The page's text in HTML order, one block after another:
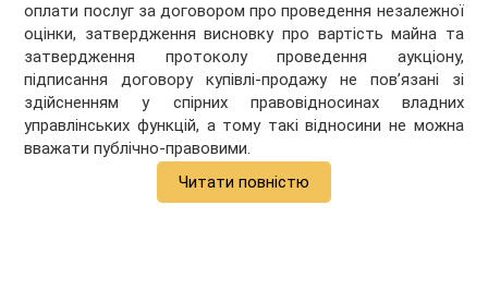
оплати послуг за договором про проведення незалежної
оцінки, затвердження висновку про вартість майна та
затвердження протоколу проведення аукціону,
підписання договору купівлі-продажу не пов’язані зі
здійсненням у спірних правовідносинах владних
управлінських функцій, а тому такі відносини не можна
вважати публічно-правовими.
Читати повністю